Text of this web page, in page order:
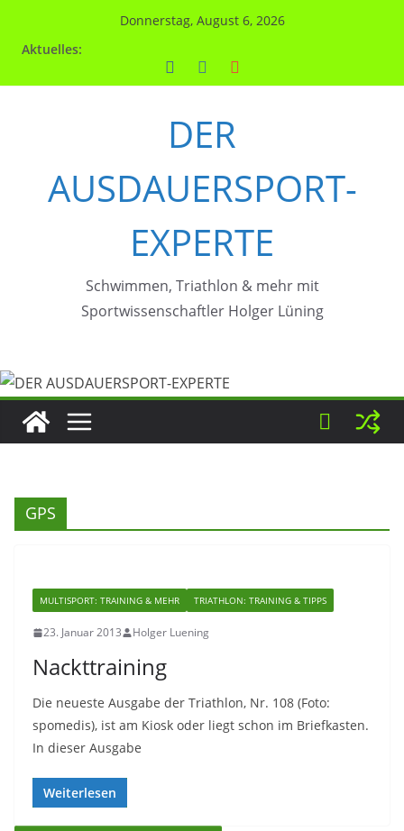
Donnerstag, August 6, 2026
Aktuelles:
DER
AUSDAUERSPORT-
EXPERTE
Schwimmen, Triathlon & mehr mit
Sportwissenschaftler Holger Lüning
GPS
MULTISPORT: TRAINING & MEHR TRIATHLON: TRAINING & TIPPS
23. Januar 2013 Holger Luening
Nackttraining
Die neueste Ausgabe der Triathlon, Nr. 108 (Foto:
spomedis), ist am Kiosk oder liegt schon im Briefkasten.
In dieser Ausgabe
Weiterlesen